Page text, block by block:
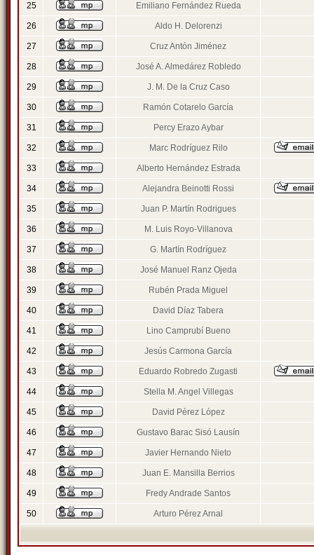
25 Emiliano Fernández Rueda
26 Aldo H. Delorenzi
27 Cruz Antón Jiménez
28 José A. Almedárez Robledo
29 J. M. De la Cruz Caso
30 Ramón Cotarelo García
31 Percy Erazo Aybar
32 Marc Rodríguez Rilo
33 Alberto Hernández Estrada
34 Alejandra Beinotti Rossi
35 Juan P. Martín Rodrigues
36 M. Luis Royo-Villanova
37 G. Martín Rodríguez
38 José Manuel Ranz Ojeda
39 Rubén Prada Miguel
40 David Díaz Tabera
41 Lino Camprubí Bueno
42 Jesús Carmona García
43 Eduardo Robredo Zugasti
44 Stella M. Angel Villegas
45 David Pérez López
46 Gustavo Barac Sisó Lausín
47 Javier Hernando Nieto
48 Juan E. Mansilla Berrios
49 Fredy Andrade Santos
50 Arturo Pérez Arnal